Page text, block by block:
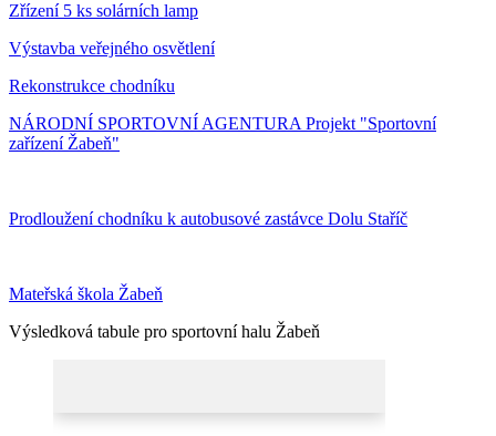
Zřízení 5 ks solárních lamp
Výstavba veřejného osvětlení
Rekonstrukce chodníku
NÁRODNÍ SPORTOVNÍ AGENTURA Projekt "Sportovní
zařízení Žabeň"
Prodloužení chodníku k autobusové zastávce Dolu Staříč
Mateřská škola Žabeň
Výsledková tabule pro sportovní halu Žabeň